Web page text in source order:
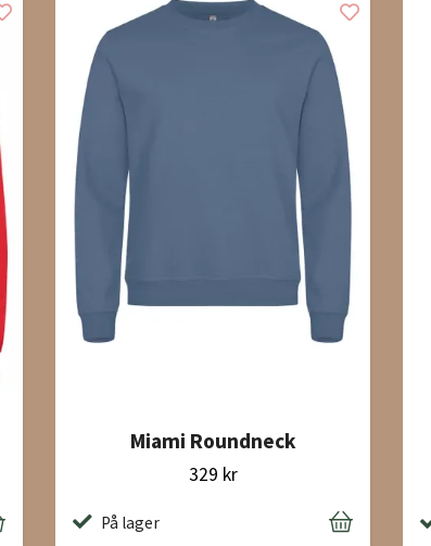
Miami Roundneck
329 kr
På lager